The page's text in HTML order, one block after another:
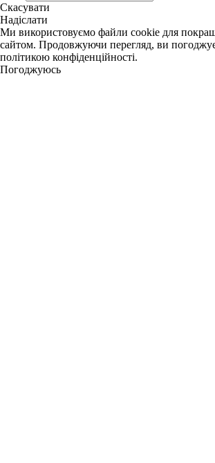
Скасувати
Надіслати
Ми використовуємо файли cookie для
сайтом. Продовжуючи перегляд, ви
політикою конфіденційності.
Погоджуюсь